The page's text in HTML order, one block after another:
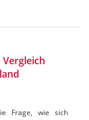
Frage, wie sich